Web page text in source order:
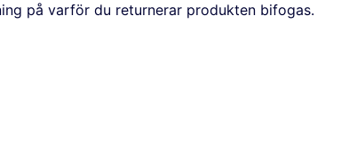
på varför du returnerar produkten bifogas.